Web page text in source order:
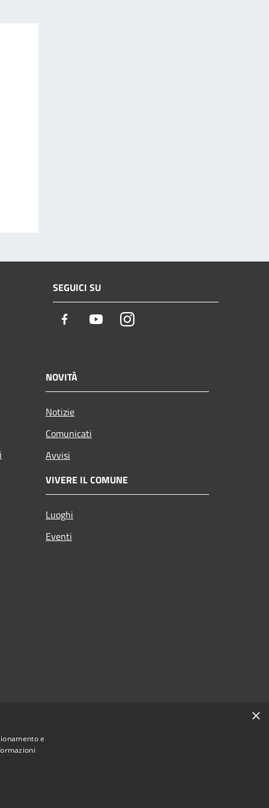
SEGUICI SU
Facebook YoutubeInstagram
NOVITÀ
Notizie
Comunicati
Avvisi
VIVERE IL COMUNE
Luoghi
Eventi
×
e